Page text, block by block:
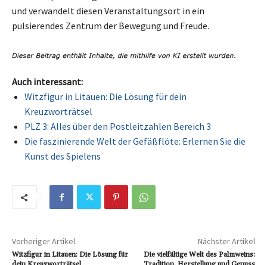
und verwandelt diesen Veranstaltungsort in ein
pulsierendes Zentrum der Bewegung und Freude.
Auch interessant:
Witzfigur in Litauen: Die Lösung für dein
Kreuzworträtsel
PLZ 3: Alles über den Postleitzahlen Bereich 3
Die faszinierende Welt der Gefäßflöte: Erlernen Sie die
Kunst des Spielens
Vorheriger Artikel
Witzfigur in Litauen: Die Lösung für
Nächster Artikel
Die vielfältige Welt des Palmweins: